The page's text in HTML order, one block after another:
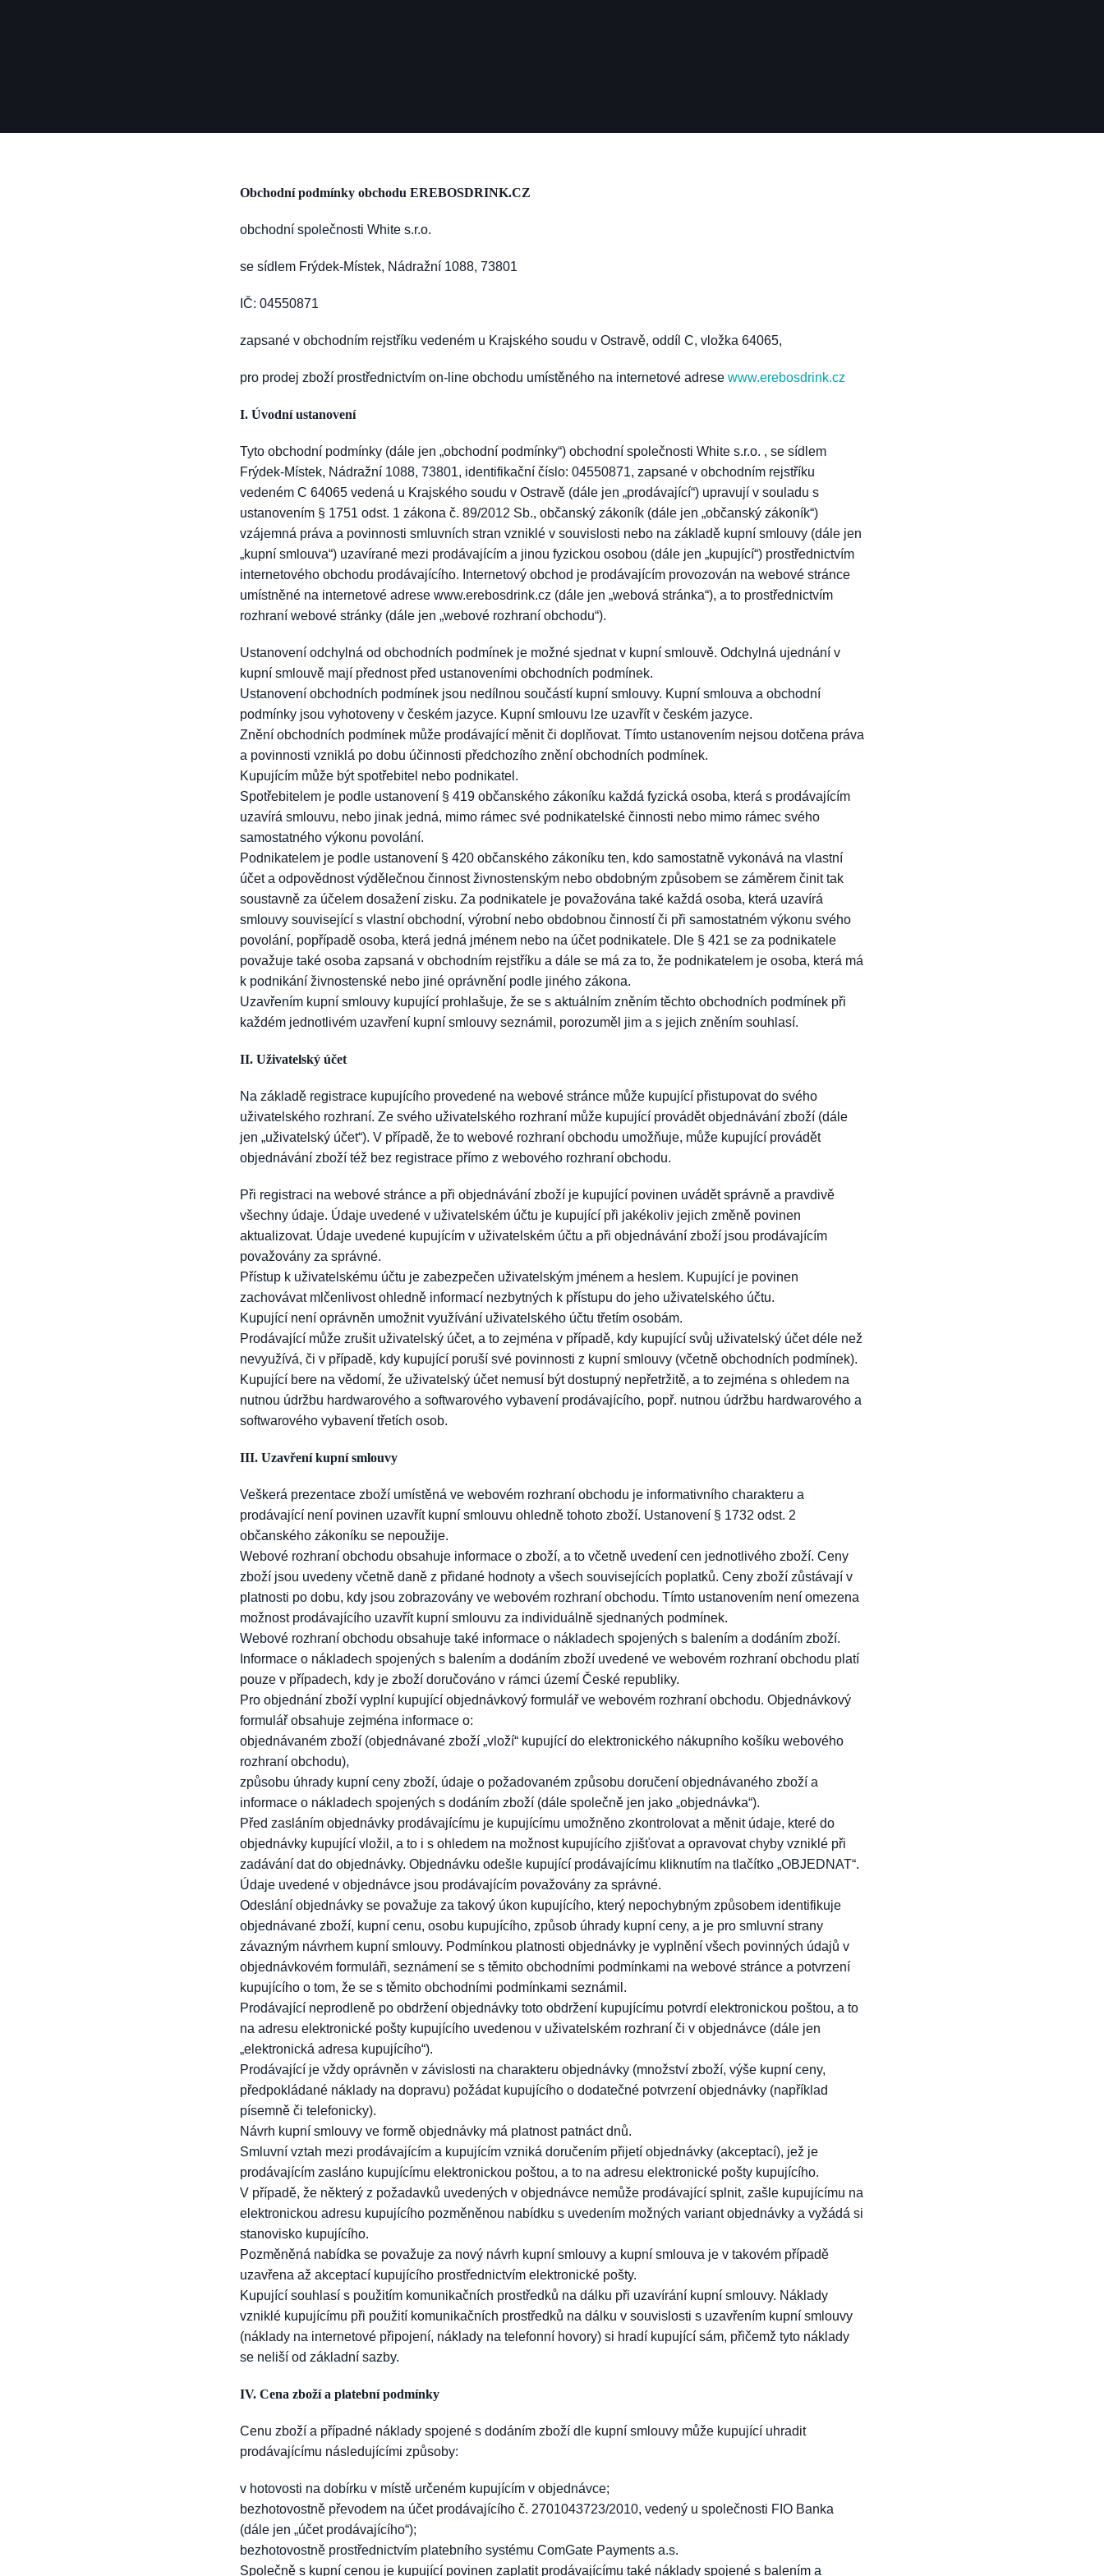
Obchodní podmínky obchodu EREBOSDRINK.CZ
obchodní společnosti White s.r.o.
se sídlem Frýdek-Místek, Nádražní 1088, 73801
IČ: 04550871
zapsané v obchodním rejstříku vedeném u Krajského soudu v Ostravě, oddíl C, vložka 64065,
pro prodej zboží prostřednictvím on-line obchodu umístěného na internetové adrese www.erebosdrink.cz
I. Úvodní ustanovení
Tyto obchodní podmínky (dále jen „obchodní podmínky“) obchodní společnosti White s.r.o. , se sídlem
Frýdek-Místek, Nádražní 1088, 73801, identifikační číslo: 04550871, zapsané v obchodním rejstříku
vedeném C 64065 vedená u Krajského soudu v Ostravě (dále jen „prodávající“) upravují v souladu s
ustanovením § 1751 odst. 1 zákona č. 89/2012 Sb., občanský zákoník (dále jen „občanský zákoník“)
vzájemná práva a povinnosti smluvních stran vzniklé v souvislosti nebo na základě kupní smlouvy (dále jen
„kupní smlouva“) uzavírané mezi prodávajícím a jinou fyzickou osobou (dále jen „kupující“) prostřednictvím
internetového obchodu prodávajícího. Internetový obchod je prodávajícím provozován na webové stránce
umístněné na internetové adrese www.erebosdrink.cz (dále jen „webová stránka“), a to prostřednictvím
rozhraní webové stránky (dále jen „webové rozhraní obchodu“).
Ustanovení odchylná od obchodních podmínek je možné sjednat v kupní smlouvě. Odchylná ujednání v
kupní smlouvě mají přednost před ustanoveními obchodních podmínek.
Ustanovení obchodních podmínek jsou nedílnou součástí kupní smlouvy. Kupní smlouva a obchodní
podmínky jsou vyhotoveny v českém jazyce. Kupní smlouvu lze uzavřít v českém jazyce.
Znění obchodních podmínek může prodávající měnit či doplňovat. Tímto ustanovením nejsou dotčena práva
a povinnosti vzniklá po dobu účinnosti předchozího znění obchodních podmínek.
Kupujícím může být spotřebitel nebo podnikatel.
Spotřebitelem je podle ustanovení § 419 občanského zákoníku každá fyzická osoba, která s prodávajícím
uzavírá smlouvu, nebo jinak jedná, mimo rámec své podnikatelské činnosti nebo mimo rámec svého
samostatného výkonu povolání.
Podnikatelem je podle ustanovení § 420 občanského zákoníku ten, kdo samostatně vykonává na vlastní
účet a odpovědnost výdělečnou činnost živnostenským nebo obdobným způsobem se záměrem činit tak
soustavně za účelem dosažení zisku. Za podnikatele je považována také každá osoba, která uzavírá
smlouvy související s vlastní obchodní, výrobní nebo obdobnou činností či při samostatném výkonu svého
povolání, popřípadě osoba, která jedná jménem nebo na účet podnikatele. Dle § 421 se za podnikatele
považuje také osoba zapsaná v obchodním rejstříku a dále se má za to, že podnikatelem je osoba, která má
k podnikání živnostenské nebo jiné oprávnění podle jiného zákona.
Uzavřením kupní smlouvy kupující prohlašuje, že se s aktuálním zněním těchto obchodních podmínek při
každém jednotlivém uzavření kupní smlouvy seznámil, porozuměl jim a s jejich zněním souhlasí.
II. Uživatelský účet
Na základě registrace kupujícího provedené na webové stránce může kupující přistupovat do svého
uživatelského rozhraní. Ze svého uživatelského rozhraní může kupující provádět objednávání zboží (dále
jen „uživatelský účet“). V případě, že to webové rozhraní obchodu umožňuje, může kupující provádět
objednávání zboží též bez registrace přímo z webového rozhraní obchodu.
Při registraci na webové stránce a při objednávání zboží je kupující povinen uvádět správně a pravdivě
všechny údaje. Údaje uvedené v uživatelském účtu je kupující při jakékoliv jejich změně povinen
aktualizovat. Údaje uvedené kupujícím v uživatelském účtu a při objednávání zboží jsou prodávajícím
považovány za správné.
Přístup k uživatelskému účtu je zabezpečen uživatelským jménem a heslem. Kupující je povinen
zachovávat mlčenlivost ohledně informací nezbytných k přístupu do jeho uživatelského účtu.
Kupující není oprávněn umožnit využívání uživatelského účtu třetím osobám.
Prodávající může zrušit uživatelský účet, a to zejména v případě, kdy kupující svůj uživatelský účet déle než
nevyužívá, či v případě, kdy kupující poruší své povinnosti z kupní smlouvy (včetně obchodních podmínek).
Kupující bere na vědomí, že uživatelský účet nemusí být dostupný nepřetržitě, a to zejména s ohledem na
nutnou údržbu hardwarového a softwarového vybavení prodávajícího, popř. nutnou údržbu hardwarového a
softwarového vybavení třetích osob.
III. Uzavření kupní smlouvy
Veškerá prezentace zboží umístěná ve webovém rozhraní obchodu je informativního charakteru a
prodávající není povinen uzavřít kupní smlouvu ohledně tohoto zboží. Ustanovení § 1732 odst. 2
občanského zákoníku se nepoužije.
Webové rozhraní obchodu obsahuje informace o zboží, a to včetně uvedení cen jednotlivého zboží. Ceny
zboží jsou uvedeny včetně daně z přidané hodnoty a všech souvisejících poplatků. Ceny zboží zůstávají v
platnosti po dobu, kdy jsou zobrazovány ve webovém rozhraní obchodu. Tímto ustanovením není omezena
možnost prodávajícího uzavřít kupní smlouvu za individuálně sjednaných podmínek.
Webové rozhraní obchodu obsahuje také informace o nákladech spojených s balením a dodáním zboží.
Informace o nákladech spojených s balením a dodáním zboží uvedené ve webovém rozhraní obchodu platí
pouze v případech, kdy je zboží doručováno v rámci území České republiky.
Pro objednání zboží vyplní kupující objednávkový formulář ve webovém rozhraní obchodu. Objednávkový
formulář obsahuje zejména informace o:
objednávaném zboží (objednávané zboží „vloží“ kupující do elektronického nákupního košíku webového
rozhraní obchodu),
způsobu úhrady kupní ceny zboží, údaje o požadovaném způsobu doručení objednávaného zboží a
informace o nákladech spojených s dodáním zboží (dále společně jen jako „objednávka“).
Před zasláním objednávky prodávajícímu je kupujícímu umožněno zkontrolovat a měnit údaje, které do
objednávky kupující vložil, a to i s ohledem na možnost kupujícího zjišťovat a opravovat chyby vzniklé při
zadávání dat do objednávky. Objednávku odešle kupující prodávajícímu kliknutím na tlačítko „OBJEDNAT“.
Údaje uvedené v objednávce jsou prodávajícím považovány za správné.
Odeslání objednávky se považuje za takový úkon kupujícího, který nepochybným způsobem identifikuje
objednávané zboží, kupní cenu, osobu kupujícího, způsob úhrady kupní ceny, a je pro smluvní strany
závazným návrhem kupní smlouvy. Podmínkou platnosti objednávky je vyplnění všech povinných údajů v
objednávkovém formuláři, seznámení se s těmito obchodními podmínkami na webové stránce a potvrzení
kupujícího o tom, že se s těmito obchodními podmínkami seznámil.
Prodávající neprodleně po obdržení objednávky toto obdržení kupujícímu potvrdí elektronickou poštou, a to
na adresu elektronické pošty kupujícího uvedenou v uživatelském rozhraní či v objednávce (dále jen
„elektronická adresa kupujícího“).
Prodávající je vždy oprávněn v závislosti na charakteru objednávky (množství zboží, výše kupní ceny,
předpokládané náklady na dopravu) požádat kupujícího o dodatečné potvrzení objednávky (například
písemně či telefonicky).
Návrh kupní smlouvy ve formě objednávky má platnost patnáct dnů.
Smluvní vztah mezi prodávajícím a kupujícím vzniká doručením přijetí objednávky (akceptací), jež je
prodávajícím zasláno kupujícímu elektronickou poštou, a to na adresu elektronické pošty kupujícího.
V případě, že některý z požadavků uvedených v objednávce nemůže prodávající splnit, zašle kupujícímu na
elektronickou adresu kupujícího pozměněnou nabídku s uvedením možných variant objednávky a vyžádá si
stanovisko kupujícího.
Pozměněná nabídka se považuje za nový návrh kupní smlouvy a kupní smlouva je v takovém případě
uzavřena až akceptací kupujícího prostřednictvím elektronické pošty.
Kupující souhlasí s použitím komunikačních prostředků na dálku při uzavírání kupní smlouvy. Náklady
vzniklé kupujícímu při použití komunikačních prostředků na dálku v souvislosti s uzavřením kupní smlouvy
(náklady na internetové připojení, náklady na telefonní hovory) si hradí kupující sám, přičemž tyto náklady
se neliší od základní sazby.
IV. Cena zboží a platební podmínky
Cenu zboží a případné náklady spojené s dodáním zboží dle kupní smlouvy může kupující uhradit
prodávajícímu následujícími způsoby:
v hotovosti na dobírku v místě určeném kupujícím v objednávce;
bezhotovostně převodem na účet prodávajícího č. 2701043723/2010, vedený u společnosti FIO Banka
(dále jen „účet prodávajícího“);
bezhotovostně prostřednictvím platebního systému ComGate Payments a.s.
Společně s kupní cenou je kupující povinen zaplatit prodávajícímu také náklady spojené s balením a